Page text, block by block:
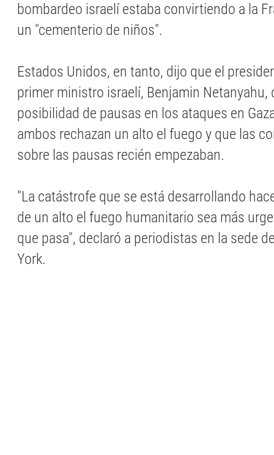
bombardeo israelí estaba convirtiendo a la
un "cementerio de niños".
Estados Unidos, en tanto, dijo que el
primer ministro israelí, Benjamin Netanyahu,
posibilidad de pausas en los ataques en
ambos rechazan un alto el fuego y que las
sobre las pausas recién empezaban.
"La catástrofe que se está desarrollando
de un alto el fuego humanitario sea más
que pasa", declaró a periodistas en la sede
York.